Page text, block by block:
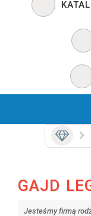
GAJD
Jesteśmy firmą